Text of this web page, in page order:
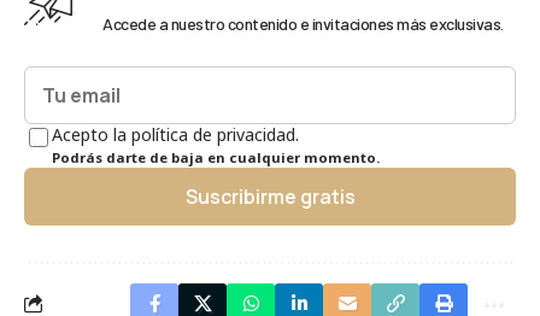
Accede a nuestro contenido e invitaciones más exclusivas.
Acepto la política de privacidad.
Podrás darte de baja en cualquier momento.
Suscribirme gratis